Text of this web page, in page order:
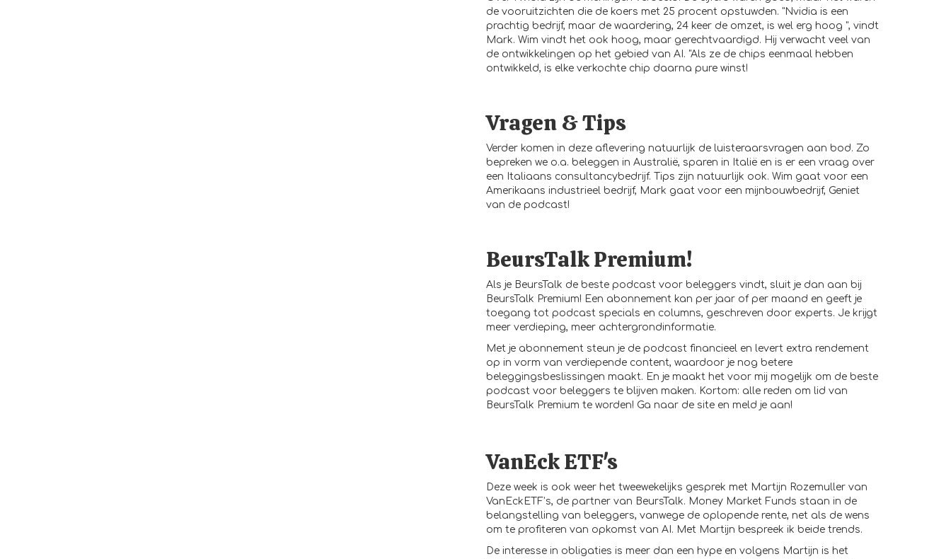
de vooruitzichten die de koers met 25 procent opstuwden. "Nvidia is een
prachtig bedrijf, maar de waardering, 24 keer de omzet, is wel erg hoog ", vindt
Mark. Wim vindt het ook hoog, maar gerechtvaardigd. Hij verwacht veel van
de ontwikkelingen op het gebied van AI. "Als ze de chips eenmaal hebben
ontwikkeld, is elke verkochte chip daarna pure winst!
Vragen & Tips
Verder komen in deze aflevering natuurlijk de luisteraarsvragen aan bod. Zo
bepreken we o.a. beleggen in Australië, sparen in Italië en is er een vraag over
een Italiaans consultancybedrijf. Tips zijn natuurlijk ook. Wim gaat voor een
Amerikaans industrieel bedrijf, Mark gaat voor een mijnbouwbedrijf, Geniet
van de podcast!
BeursTalk Premium!
Als je BeursTalk de beste podcast voor beleggers vindt, sluit je dan aan bij
BeursTalk Premium! Een abonnement kan per jaar of per maand en geeft je
toegang tot podcast specials en columns, geschreven door experts. Je krijgt
meer verdieping, meer achtergrondinformatie.
Met je abonnement steun je de podcast financieel en levert extra rendement
op in vorm van verdiepende content, waardoor je nog betere
beleggingsbeslissingen maakt. En je maakt het voor mij mogelijk om de beste
podcast voor beleggers te blijven maken. Kortom: alle reden om lid van
BeursTalk Premium te worden! Ga naar de site en meld je aan!
VanEck ETF's
Deze week is ook weer het tweewekelijks gesprek met Martijn Rozemuller van
VanEckETF’s, de partner van BeursTalk. Money Market Funds staan in de
belangstelling van beleggers, vanwege de oplopende rente, net als de wens
om te profiteren van opkomst van AI. Met Martijn bespreek ik beide trends.
De interesse in obligaties is meer dan een hype en volgens Martijn is het